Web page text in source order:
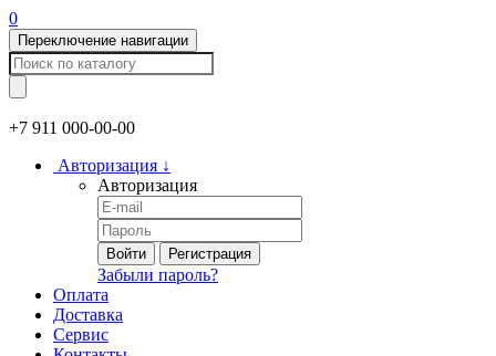
0
Переключение навигации
+7 911 000-00-00
Авторизация ↓
Авторизация
Войти Регистрация
Забыли пароль?
Оплата
Доставка
Сервис